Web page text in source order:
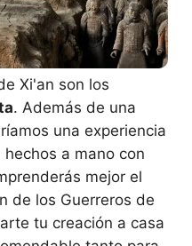
Xi'an son los
. Además de una
una experiencia
a mano con
mejor el
de los Guerreros de
tu creación a casa